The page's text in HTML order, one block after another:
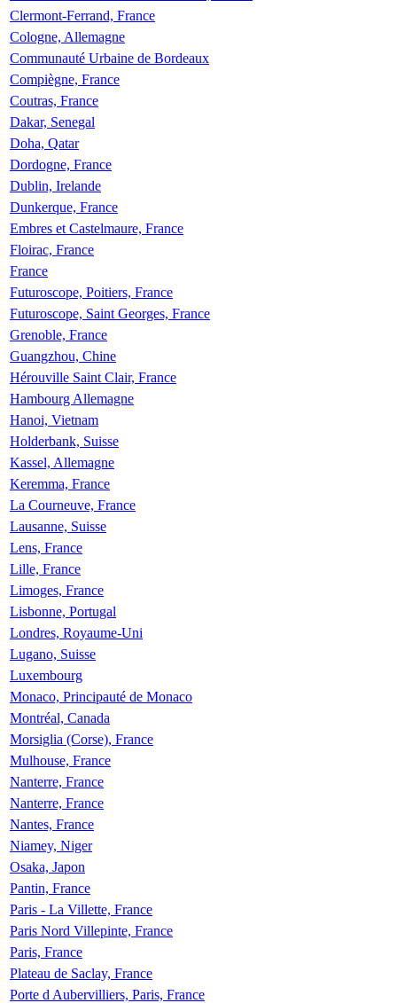
Clermont-Ferrand, France
Cologne, Allemagne
Communauté Urbaine de Bordeaux
Compiègne, France
Coutras, France
Dakar, Senegal
Doha, Qatar
Dordogne, France
Dublin, Irelande
Dunkerque, France
Embres et Castelmaure, France
Floirac, France
France
Futuroscope, Poitiers, France
Futuroscope, Saint Georges, France
Grenoble, France
Guangzhou, Chine
Hérouville Saint Clair, France
Hambourg Allemagne
Hanoi, Vietnam
Holderbank, Suisse
Kassel, Allemagne
Keremma, France
La Courneuve, France
Lausanne, Suisse
Lens, France
Lille, France
Limoges, France
Lisbonne, Portugal
Londres, Royaume-Uni
Lugano, Suisse
Luxembourg
Monaco, Principauté de Monaco
Montréal, Canada
Morsiglia (Corse), France
Mulhouse, France
Nanterre, France
Nanterre, France
Nantes, France
Niamey, Niger
Osaka, Japon
Pantin, France
Paris - La Villette, France
Paris Nord Villepinte, France
Paris, France
Plateau de Saclay, France
Porte d Aubervilliers, Paris, France